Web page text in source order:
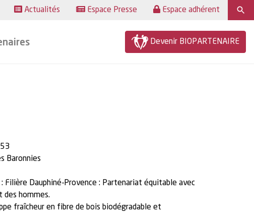
Actualités Espace Presse Espace adhérent
Devenir BIOPARTENAIRE
Baronnies
Filière Dauphiné-Provence : Partenariat équitable avec
des hommes.
fraîcheur en fibre de bois biodégradable et